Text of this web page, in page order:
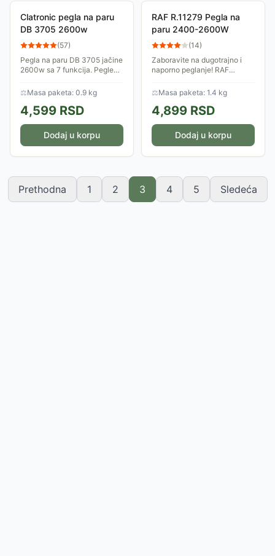
Clatronic pegla na paru
DB 3705 2600w
(57)
Pegla na paru DB 3705 jačine
2600w sa 7 funkcija. Pegle
4-nivoa kontrole pare
⚖Masa paketa: 0.9 kg
4,599 RSD
Dodaj u korpu
RAF R.11279 Pegla na
paru 2400-2600W
(14)
Zaboravite na dugotrajno i
naporno peglanje! RAF
unese brzinu i lakoću u vašu
svakodnevicu. Sa
impresivnom snagom i...
⚖Masa paketa: 1.4 kg
4,899 RSD
Dodaj u korpu
Prethodna 1 2 3 4 5 Sledeća